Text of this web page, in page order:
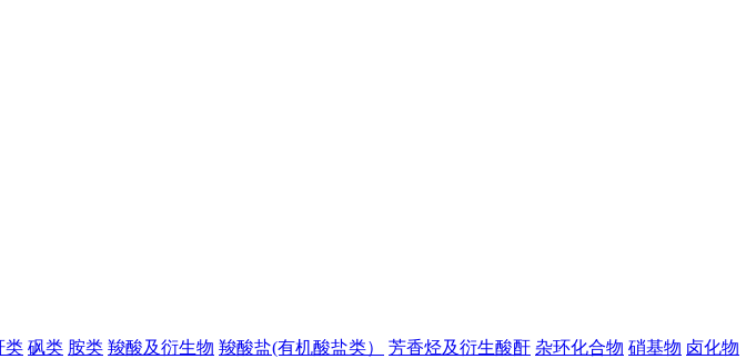
类 砜类 胺类 羧酸及衍生物 羧酸盐(有机酸盐类） 芳香烃及衍生酸酐 杂环化合物 硝基物 卤化物